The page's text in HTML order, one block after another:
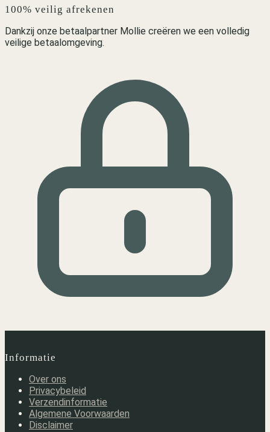
100% veilig afrekenen
Dankzij onze betaalpartner Mollie creëren we een volledig
veilige betaalomgeving.
Informatie
Over ons
Privacybeleid
Verzendinformatie
Algemene Voorwaarden
Disclaimer